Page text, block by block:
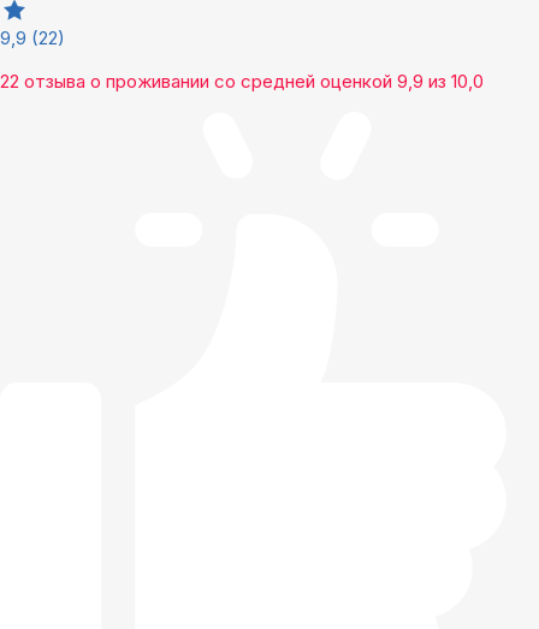
9,9 (22)
22 отзыва о проживании со средней оценкой 9,9 из 10,0